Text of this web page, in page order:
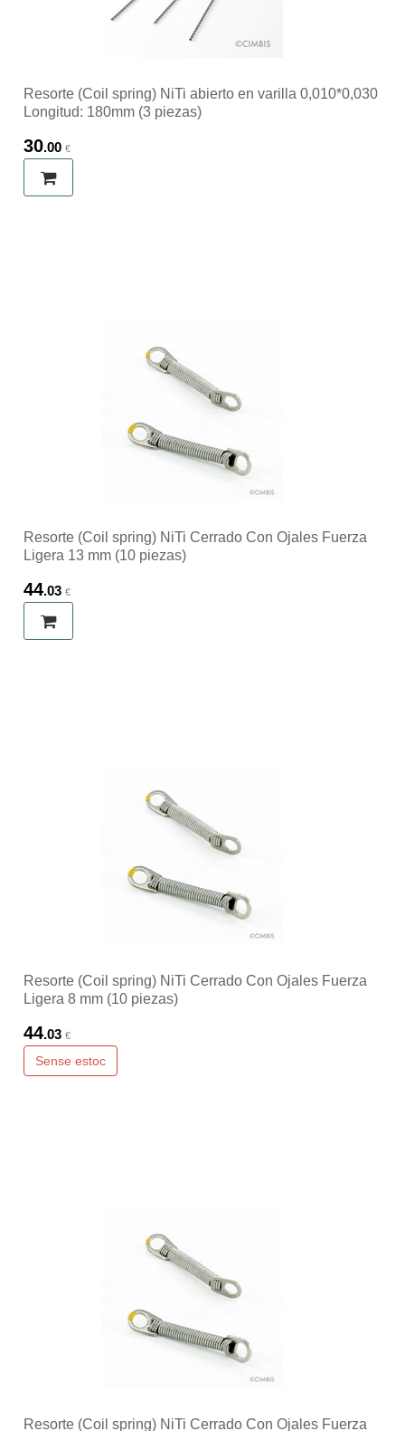
Resorte (Coil spring) NiTi abierto en varilla 0,010*0,030
Longitud: 180mm (3 piezas)
30.00 €
Resorte (Coil spring) NiTi Cerrado Con Ojales Fuerza
Ligera 13 mm (10 piezas)
44.03 €
Resorte (Coil spring) NiTi Cerrado Con Ojales Fuerza
Ligera 8 mm (10 piezas)
44.03 €
Sense estoc
Resorte (Coil spring) NiTi Cerrado Con Ojales Fuerza